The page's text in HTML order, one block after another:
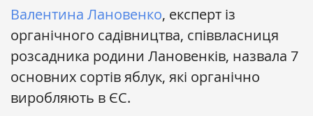
Валентина Лановенко, експерт із
органічного садівництва, співвласниця
розсадника родини Лановенків, назвала 7
основних сортів яблук, які органічно
виробляють в ЄС.